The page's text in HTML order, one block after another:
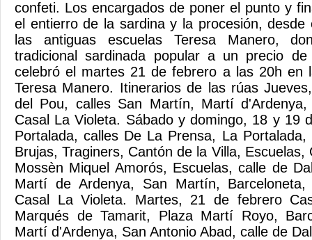
confeti. Los encargados de poner el punto y
el entierro de la sardina y la procesión, desde
las antiguas escuelas Teresa Manero,
tradicional sardinada popular a un precio
celebró el martes 21 de febrero a las 20h en
Teresa Manero. Itinerarios de las rúas
del Pou, calles San Martín, Martí
Casal La Violeta. Sábado y domingo, 18 y 19
Portalada, calles De La Prensa, La
Brujas, Traginers, Cantón de la Villa, Escuelas,
Mossèn Miquel Amorós, Escuelas, calle de
Martí de Ardenya, San Martín,
Casal La Violeta. Martes, 21 de febrero
Marqués de Tamarit, Plaza Martí Royo,
Martí d'Ardenya, San Antonio Abad, calle de